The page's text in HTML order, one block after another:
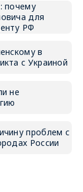
почему
для
РФ
в
с Украиной
не
проблем с
России